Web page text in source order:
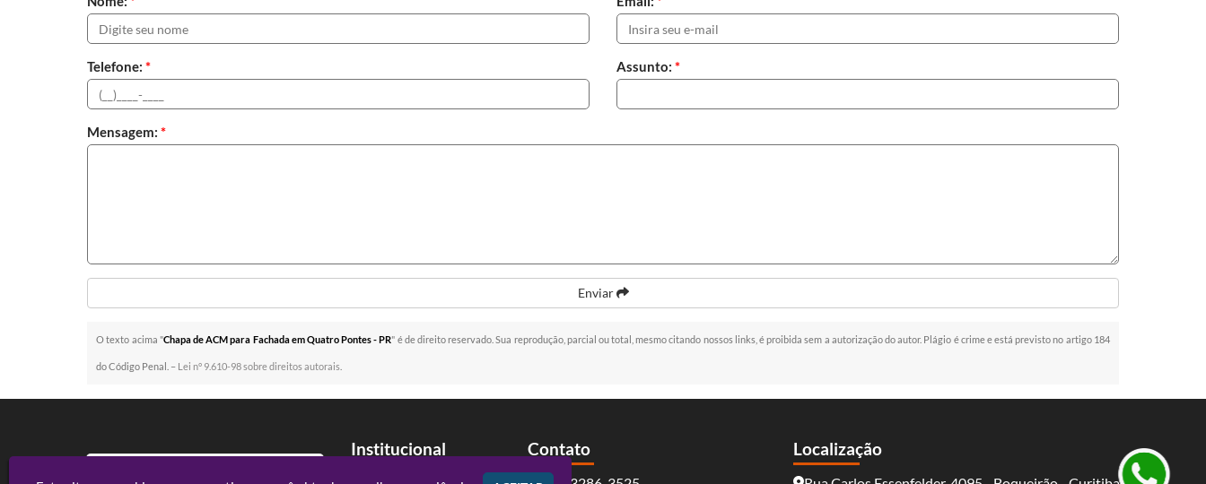
Telefone:* Assunto: *
Mensagem:*
Enviar
O texto acima "Chapa de ACM para Fachada em Quatro Pontes - PR" é de direito reservado. Sua reprodução, parcial ou total, mesmo citando nossos links, é proibida sem a autorização do autor. Plágio é crime e está previsto no artigo 184
do Código Penal. – Lei n° 9.610-98 sobre direitos autorais
Institucional Contato Localização